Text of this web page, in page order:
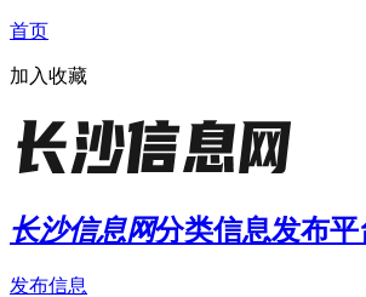
首页
加入收藏
长沙信息网分类信息发布平
发布信息